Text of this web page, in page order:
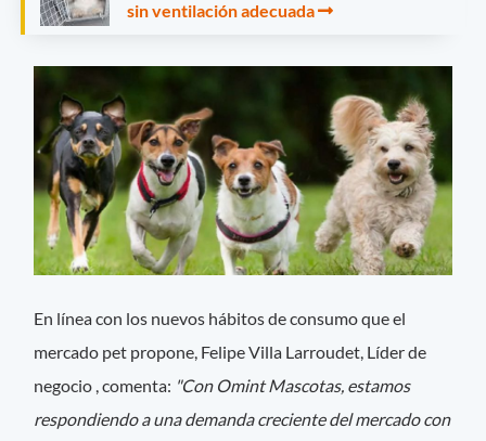
sin ventilación adecuada
En línea con los nuevos hábitos de consumo que el
mercado pet propone, Felipe Villa Larroudet, Líder de
negocio , comenta: "Con Omint Mascotas, estamos
respondiendo a una demanda creciente del mercado con